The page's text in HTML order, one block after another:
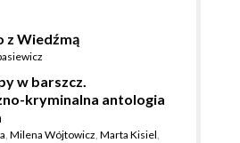
z Wiedźmą
w barszcz.
kryminalna antologia
, Milena Wójtowicz, Marta Kisiel,